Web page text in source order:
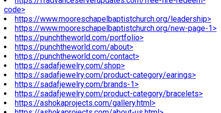
code>
https://www.mooreschapelbaptistchurch.org/leadership>
https://www.mooreschapelbaptistchurch.org/new-page-1>
https://punchtheworld.com/portfolio>
https://punchtheworld.com/about>
https://punchtheworld.com/contact>
https://sadafjewelry.com/shop>
https://sadafjewelry.com/product-category/earings>
https://sadafjewelry.com/brands-1>
https://sadafjewelry.com/product-category/bracelets>
https://ashokaprojects.com/gallery.html>